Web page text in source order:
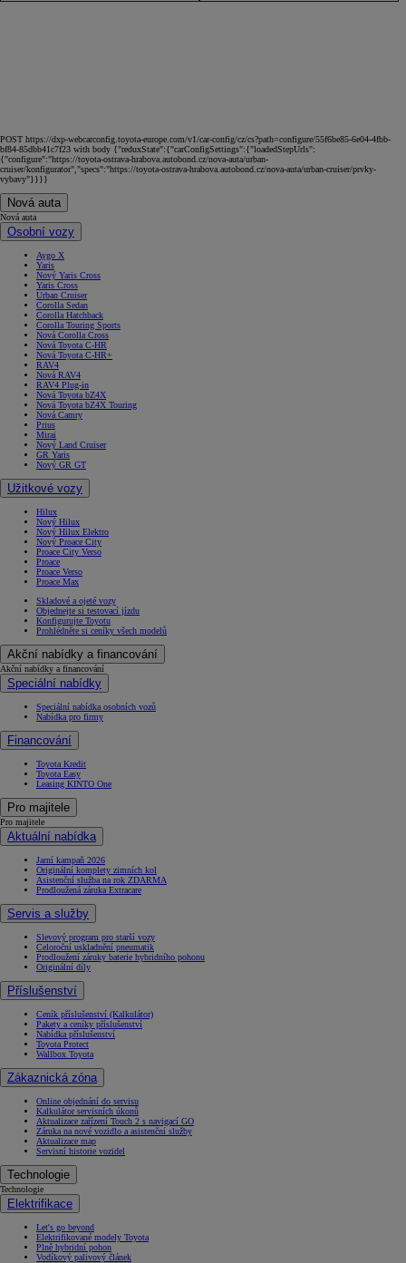
POST https://dxp-webcarconfig.toyota-europe.com/v1/car-config/cz/cs?path=configure/55f6be85-6e04-4fbb-
bf84-85dbb41c7f23 with body {"reduxState":{"carConfigSettings":{"loadedStepUrls":
{"configure":"https://toyota-ostrava-hrabova.autobond.cz/nova-auta/urban-
cruiser/konfigurator","specs":"https://toyota-ostrava-hrabova.autobond.cz/nova-auta/urban-cruiser/prvky-
vybavy"}}}}
Nová auta
Nová auta
Osobní vozy
Aygo X
Yaris
Nový Yaris Cross
Yaris Cross
Urban Cruiser
Corolla Sedan
Corolla Hatchback
Corolla Touring Sports
Nová Corolla Cross
Nová Toyota C-HR
Nová Toyota C-HR+
RAV4
Nová RAV4
RAV4 Plug-in
Nová Toyota bZ4X
Nová Toyota bZ4X Touring
Nová Camry
Prius
Mirai
Nový Land Cruiser
GR Yaris
Nový GR GT
Užitkové vozy
Hilux
Nový Hilux
Nový Hilux Elektro
Nový Proace City
Proace City Verso
Proace
Proace Verso
Proace Max
Skladové a ojeté vozy
Objednejte si testovací jízdu
Konfigurujte Toyotu
Prohlédněte si ceníky všech modelů
Akční nabídky a financování
Akční nabídky a financování
Speciální nabídky
Speciální nabídka osobních vozů
Nabídka pro firmy
Financování
Toyota Kredit
Toyota Easy
Leasing KINTO One
Pro majitele
Pro majitele
Aktuální nabídka
Jarní kampaň 2026
Originální komplety zimních kol
Asistenční služba na rok ZDARMA
Prodloužená záruka Extracare
Servis a služby
Slevový program pro starší vozy
Celoroční uskladnění pneumatik
Prodloužení záruky baterie hybridního pohonu
Originální díly
Příslušenství
Ceník příslušenství (Kalkulátor)
Pakety a ceníky příslušenství
Nabídka příslušenství
Toyota Protect
Wallbox Toyota
Zákaznická zóna
Online objednání do servisu
Kalkulátor servisních úkonů
Aktualizace zařízení Touch 2 s navigací GO
Záruka na nové vozidlo a asistenční služby
Aktualizace map
Servisní historie vozidel
Technologie
Technologie
Elektrifikace
Let's go beyond
Elektrifikované modely Toyota
Plně hybridní pohon
Vodíkový palivový článek